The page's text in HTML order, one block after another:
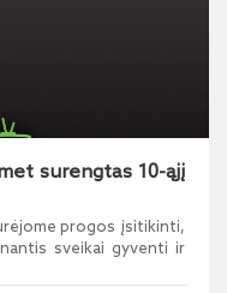
surengtas 10-ąjį
progos įsitikinti,
sveikai gyventi ir